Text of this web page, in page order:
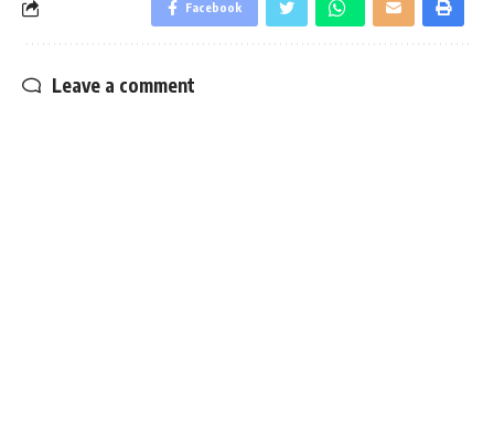
Facebook
Leave a comment